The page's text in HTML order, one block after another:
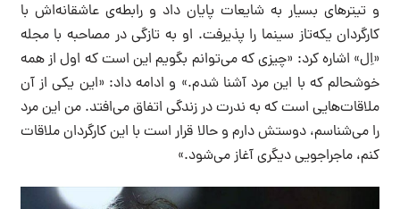
و تیترهای بسیار به شایعات پایان داد و رابطه‌ی عاشقانه‌اش با
کارگردان یکه‌تاز سینما را پذیرفت. او به تازگی در مصاحبه با مجله
«اِل» اشاره کرد: «چیزی که می‌توانم بگویم این است که اول از همه
خوشحالم که با این مرد آشنا شدم.» و ادامه داد: «این یکی از آن
ملاقات‌هایی است که به ندرت در زندگی اتفاق می‌افتد‌. من این مرد
را می‌شناسم، دوستش دارم و حالا قرار است با این کارگردان ملاقات
کنم، ماجراجویی دیگری آغاز می‌شود.»